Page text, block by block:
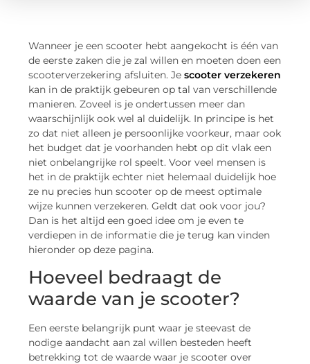
Wanneer je een scooter hebt aangekocht is één van
de eerste zaken die je zal willen en moeten doen een
scooterverzekering afsluiten. Jescooter verzekeren
kan in de praktijk gebeuren op tal van verschillende
manieren. Zoveel is je ondertussen meer dan
waarschijnlijk ook wel al duidelijk. In principe is het
zo dat niet alleen je persoonlijke voorkeur, maar ook
het budget dat je voorhanden hebt op dit vlak een
niet onbelangrijke rol speelt. Voor veel mensen is
het in de praktijk echter niet helemaal duidelijk hoe
ze nu precies hun scooter op de meest optimale
wijze kunnen verzekeren. Geldt dat ook voor jou?
Dan is het altijd een goed idee om je even te
verdiepen in de informatie die je terug kan vinden
hieronder op deze pagina.
Hoeveel bedraagt de
waarde van je scooter?
Een eerste belangrijk punt waar je steevast de
nodige aandacht aan zal willen besteden heeft
betrekking tot de waarde waar je scooter over